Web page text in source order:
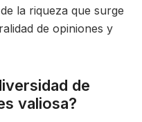
la riqueza que surge
de opiniones y
de
valiosa?